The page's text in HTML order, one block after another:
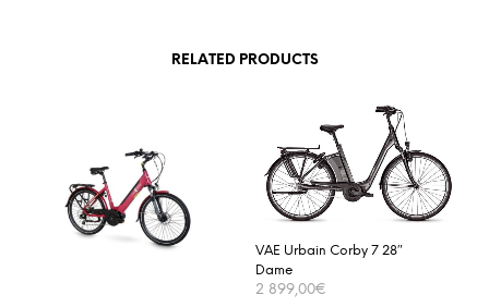
RELATED PRODUCTS
VAE Urbain Corby 7 28″
Dame
2 899,00€